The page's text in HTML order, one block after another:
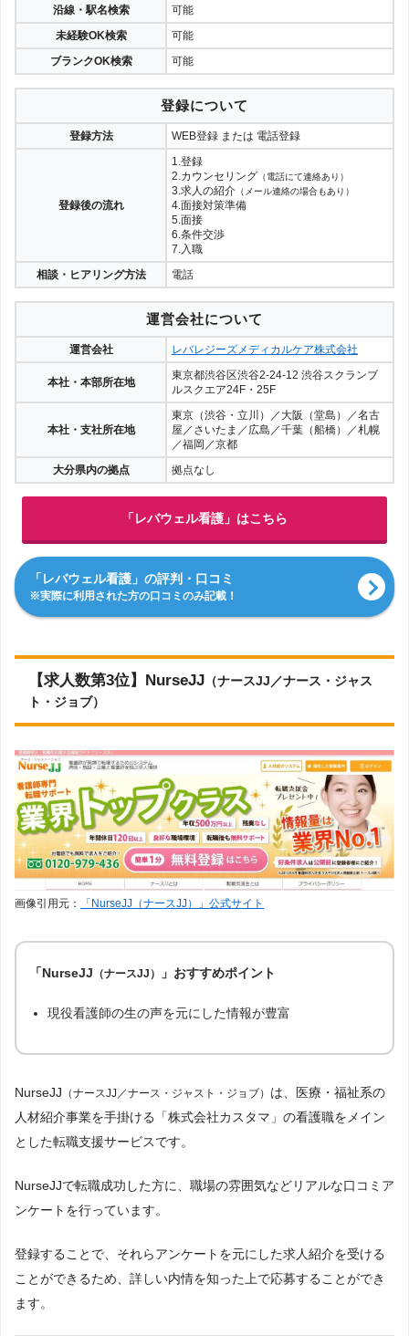
沿線・駅名検索
可能
未経験OK検索
可能
ブランクOK検索
可能
登録について
登録方法 WEB登録 または 電話登録
登録後の流れ
1.登録
2.カウンセリング （電話にて連絡あり）
3.求人の紹介 （メール連絡の場合もあり）
4.面接対策準備
5.面接
6.条件交渉
7.入職
相談・ヒアリング方法
電話
運営会社について
運営会社 レバレジーズメディカルケア株式会社
本社・本部所在地
東京都渋谷区渋谷2-24-12 渋谷スクランブ
ルスクエア24F・25F
本社・支社所在地
東京（渋谷・立川）／大阪（堂島）／名古
屋／さいたま／広島／千葉（船橋）／札幌
／福岡／京都
大分県内の拠点
拠点なし
「レバウェル看護」はこちら
「レバウェル看護」の評判・口コミ
※実際に利用された方の口コミのみ記載！
【求人数第3位】NurseJJ （ナースJJ／ナース・ジャス
ト・ジョブ）
画像引用元： 「NurseJJ（ナースJJ）」公式サイト
「NurseJJ （ナースJJ） 」おすすめポイント
現役看護師の生の声を元にした情報が豊富
NurseJJ （ナースJJ／ナース・ジャスト・ジョブ） は、医療・福祉系の
人材紹介事業を手掛ける「株式会社カスタマ」の看護職をメイン
とした転職支援サービスです。
NurseJJで転職成功した方に、職場の雰囲気などリアルな口コミア
ンケートを行っています。
登録することで、それらアンケートを元にした求人紹介を受ける
ことができるため、詳しい内情を知った上で応募することができ
ます。